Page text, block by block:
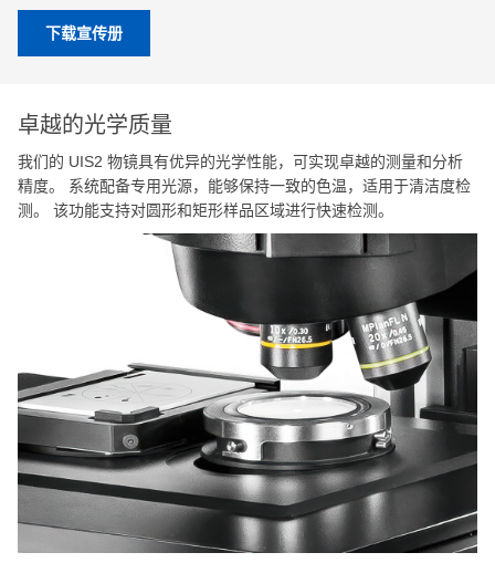
下载宣传册
卓越的光学质量
我们的 UIS2 物镜具有优异的光学性能，可实现卓越的测量和分析
精度。 系统配备专用光源，能够保持一致的色温，适用于清洁度检
测。 该功能支持对圆形和矩形样品区域进行快速检测。